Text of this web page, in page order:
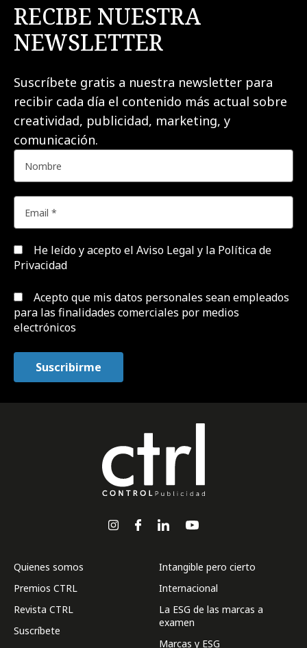
RECIBE NUESTRA
NEWSLETTER
Suscríbete gratis a nuestra newsletter para
recibir cada día el contenido más actual sobre
creatividad, publicidad, marketing, y
comunicación.
He leído y acepto el Aviso Legal y la Política de
Privacidad
Acepto que mis datos personales sean empleados
para las finalidades comerciales por medios
electrónicos
Quienes somos
Premios CTRL
Revista CTRL
Suscríbete
Intangible pero cierto
Internacional
La ESG de las marcas a
examen
Marcas y ESG